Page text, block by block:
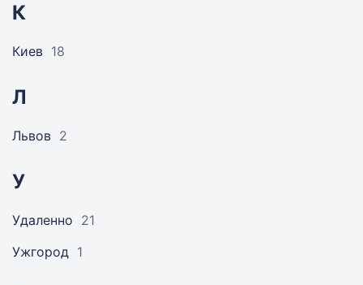
К
Киев 18
Л
Львов 2
У
Удаленно 21
Ужгород 1